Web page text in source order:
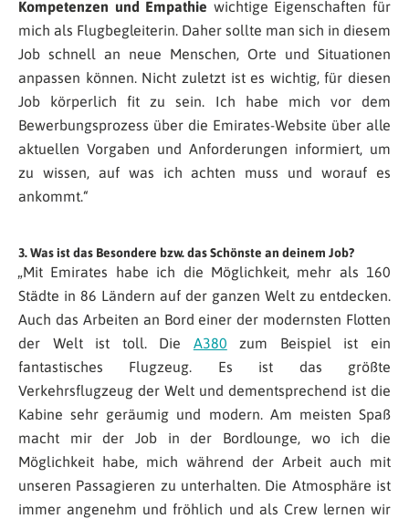
Kompetenzen und Empathie wichtige Eigenschaften für
mich als Flugbegleiterin. Daher sollte man sich in diesem
Job schnell an neue Menschen, Orte und Situationen
anpassen können. Nicht zuletzt ist es wichtig, für diesen
Job körperlich fit zu sein. Ich habe mich vor dem
Bewerbungsprozess über die Emirates-Website über alle
aktuellen Vorgaben und Anforderungen informiert, um
zu wissen, auf was ich achten muss und worauf es
ankommt.“
3. Was ist das Besondere bzw. das Schönste an deinem Job?
„Mit Emirates habe ich die Möglichkeit, mehr als 160
Städte in 86 Ländern auf der ganzen Welt zu entdecken.
Auch das Arbeiten an Bord einer der modernsten Flotten
der Welt ist toll. Die A380 zum Beispiel ist ein
fantastisches Flugzeug. Es ist das größte
Verkehrsflugzeug der Welt und dementsprechend ist die
Kabine sehr geräumig und modern. Am meisten Spaß
macht mir der Job in der Bordlounge, wo ich die
Möglichkeit habe, mich während der Arbeit auch mit
unseren Passagieren zu unterhalten. Die Atmosphäre ist
immer angenehm und fröhlich und als Crew lernen wir